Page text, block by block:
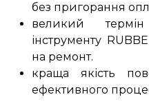
без пригорання
великий
інструменту
на ремонт.
краща якість
ефективного